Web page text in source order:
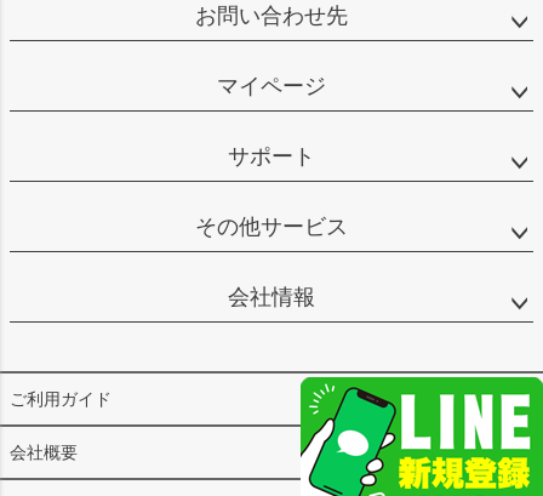
お問い合わせ先
マイページ
サポート
その他サービス
会社情報
ご利用ガイド
会社概要